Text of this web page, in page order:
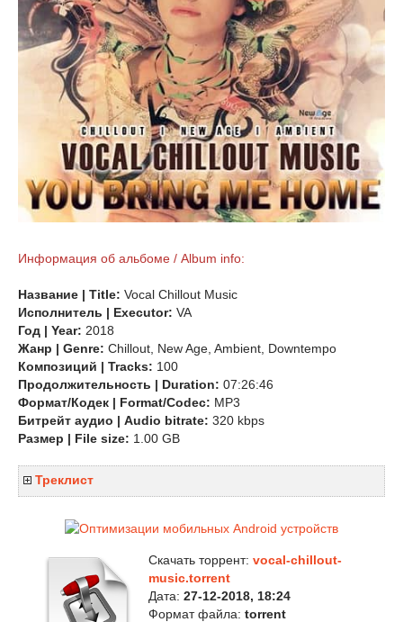
Информация об альбоме / Album info:
Название | Title: Vocal Chillout Music
Исполнитель | Executor: VA
Год | Year: 2018
Жанр | Genre: Chillout, New Age, Ambient, Downtempo
Композиций | Tracks: 100
Продолжительность | Duration: 07:26:46
Формат/Кодек | Format/Codec: MP3
Битрейт аудио | Audio bitrate: 320 kbps
Размер | File size: 1.00 GB
Треклист
Скачать торрент: vocal-chillout-
music.torrent
Дата: 27-12-2018, 18:24
Формат файла: torrent